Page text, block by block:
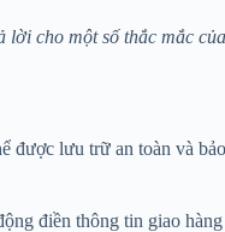
cho một số thắc mắc
được lưu trữ an toàn và
điền thông tin giao